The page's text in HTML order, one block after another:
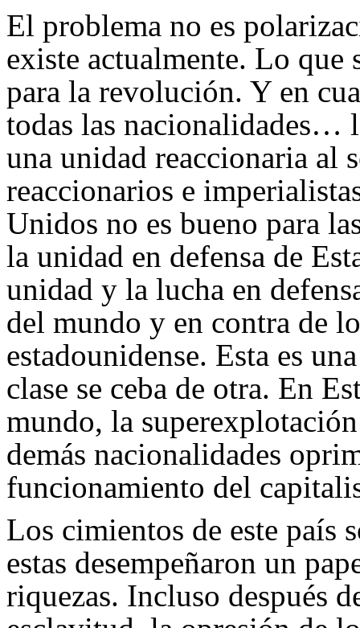
El problema no es
existe actualmente. Lo que
para la revolución. Y en
todas las nacionalidades…
una unidad reaccionaria al
reaccionarios e
Unidos no es bueno para
la unidad en defensa de
unidad y la lucha en
del mundo y en contra de
estadounidense. Esta es
clase se ceba de otra. En
mundo, la
demás nacionalidades
funcionamiento del
Los cimientos de este país
estas desempeñaron un
riquezas. Incluso después